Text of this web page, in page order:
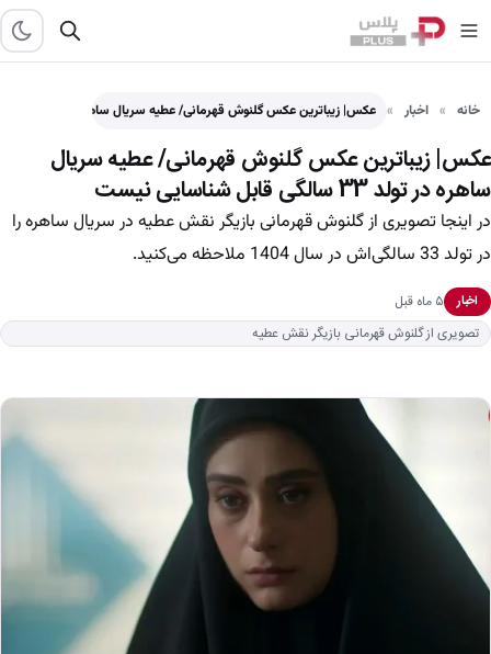
خانه اخبار عکس| زیباترین عکس گلنوش قهرمانی/ عطیه سریال ساهره در تولد…
عکس| زیباترین عکس گلنوش قهرمانی/ عطیه سریال
ساهره در تولد 33 سالگی قابل شناسایی نیست
در اینجا تصویری از گلنوش قهرمانی بازیگر نقش عطیه در سریال ساهره را
در تولد 33 سالگی‌اش در سال 1404 ملاحظه می‌کنید.
اخبار
۵ ماه قبل
تصویری از گلنوش قهرمانی بازیگر نقش عطیه